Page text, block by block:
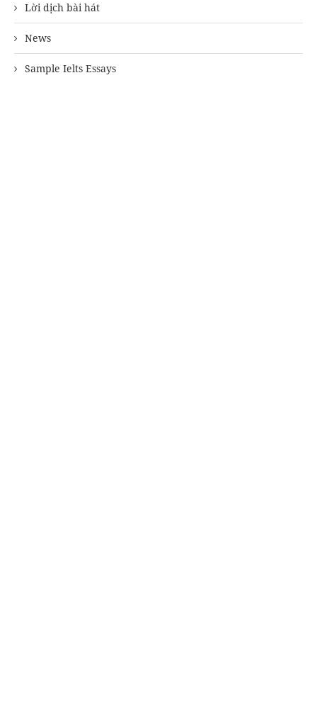
Lời dịch bài hát
News
Sample Ielts Essays